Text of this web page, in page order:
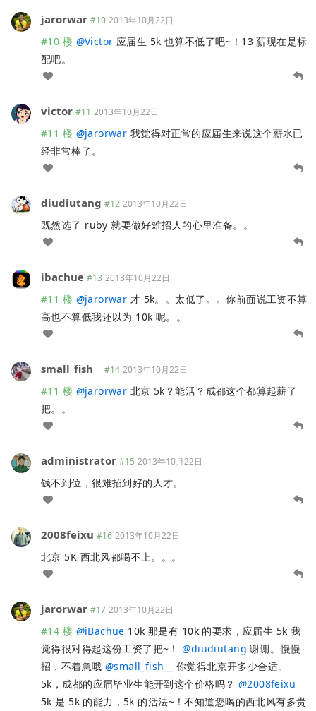
jarorwar #10 2013年10月22日
#10 楼 @Victor 应届生 5k 也算不低了吧~！13 薪现在是标
配吧。
victor #11 2013年10月22日
#11 楼 @jarorwar 我觉得对正常的应届生来说这个薪水已
经非常棒了。
diudiutang #12 2013年10月22日
既然选了 ruby 就要做好难招人的心里准备。。
ibachue #13 2013年10月22日
#11 楼 @jarorwar 才 5k。。太低了。。你前面说工资不算
高也不算低我还以为 10k 呢。。
small_fish__ #14 2013年10月22日
#11 楼 @jarorwar 北京 5k？能活？成都这个都算起薪了
把。。
administrator #15 2013年10月22日
钱不到位，很难招到好的人才。
2008feixu #16 2013年10月22日
北京 5K 西北风都喝不上。。。
jarorwar #17 2013年10月22日
#14 楼 @iBachue 10k 那是有 10k 的要求，应届生 5k 我
觉得很对得起这份工资了把~！@diudiutang 谢谢。慢慢
招，不着急哦 @small_fish__
你觉得北京开多少合适。
5k，成都的应届毕业生能开到这个价格吗？ @2008feixu
5k 是 5k 的能力，5k 的活法~！不知道您喝的西北风有多贵